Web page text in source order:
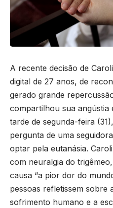
A recente decisão de
digital de 27 anos, de
gerado grande
compartilhou sua angústia
tarde de segunda-feira
pergunta de uma
optar pela eutanásia.
com neuralgia do
causa “a pior dor do
pessoas refletissem sobre
sofrimento humano e a